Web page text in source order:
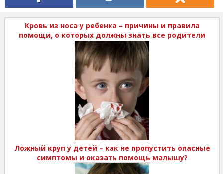
Кровь из носа у ребенка – причины и правила
помощи, о которых должны знать все родители
Ложный круп у детей – как не пропустить опасные
симптомы и оказать помощь малышу?